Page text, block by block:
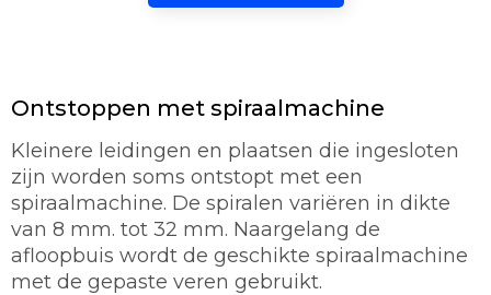
Ontstoppen met spiraalmachine
Kleinere leidingen en plaatsen die ingesloten
zijn worden soms ontstopt met een
spiraalmachine. De spiralen variëren in dikte
van 8 mm. tot 32 mm. Naargelang de
afloopbuis wordt de geschikte spiraalmachine
met de gepaste veren gebruikt.